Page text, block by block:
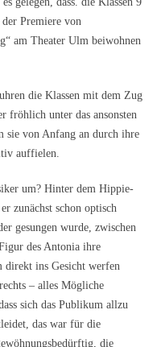
Premiere von
am Theater Ulm beiwohnen
die Klassen mit dem Zug
fröhlich unter das ansonsten
sie von Anfang an durch ihre
auffielen.
um? Hinter dem Hippie-
zunächst schon optisch
gesungen wurde, zwischen
des Antonia ihre
direkt ins Gesicht werfen
– alles Mögliche
sich das Publikum allzu
das war für die
die